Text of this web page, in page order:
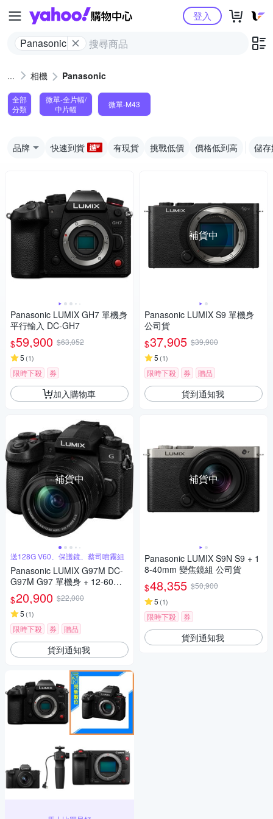
Yahoo購物中心
Panasonic
登入
相機 Panasonic
全部
分類
微單-全片幅/
中片幅
微單-M43
品牌 快速到貨 有現貨 挑戰低價 價格低到高 儲
Panasonic LUMIX GH7 單機身
平行輸入 DC-GH7
$59,900 $63,052
5 (1)
限時下殺 券
加入購物車
補貨中
送128G V60、保護鏡、蔡司噴霧組
Panasonic LUMIX G97M DC-
G97M G97 單機身 + 12-60mm
變焦鏡組 公司貨
$20,900 $22,000
5 (1)
限時下殺 券 贈品
貨到通知我
補貨中
Panasonic LUMIX S9 單機身
公司貨
$37,905 $39,900
5 (1)
限時下殺 券 贈品
貨到通知我
補貨中
Panasonic LUMIX S9N S9 + 1
8-40mm 變焦鏡組 公司貨
$48,355 $50,900
5 (1)
限時下殺 券
貨到通知我